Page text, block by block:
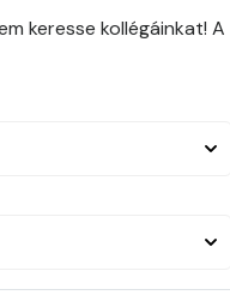
keresse kollégáinkat! A